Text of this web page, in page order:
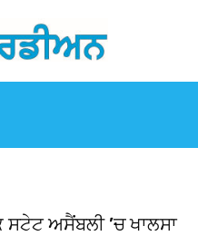
ਸਟੇਟ ਅਸੈਂਬਲੀ ’ਚ ਖਾਲਸਾ